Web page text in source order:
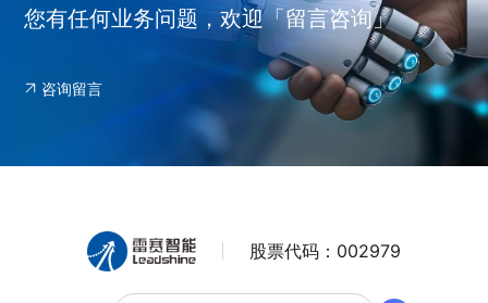
您有任何业务问题，欢迎「留言咨询」
咨询留言
股票代码： 002979